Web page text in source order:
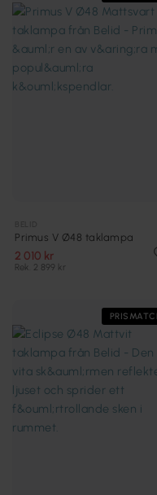
Primus V Ø48 taklampa
2 010 kr
Rek. 2 899 kr